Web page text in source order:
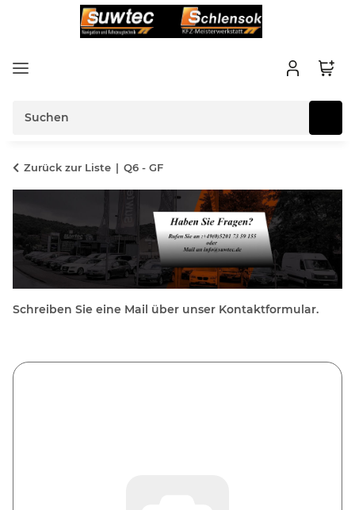
Zurück zur Liste Q6 - GF
Schreiben Sie eine Mail über unser Kontaktformular.